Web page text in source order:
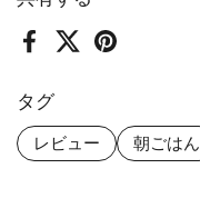
FacebookX (Twitter)Pinterest
タグ
レビュー 朝ごはん